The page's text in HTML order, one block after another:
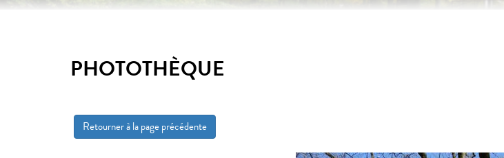
PHOTOTHÈQUE
Retourner à la page précédente